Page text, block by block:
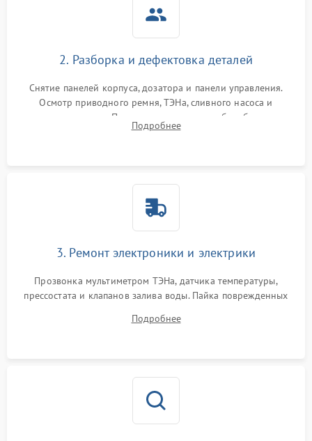
2. Разборка и дефектовка деталей
Снятие панелей корпуса, дозатора и панели управления.
Осмотр приводного ремня, ТЭНа, сливного насоса и
амортизаторов. Проверка подшипников барабана и
крестовины на износ, а манжеты люка на разрывы.
Подробнее
3. Ремонт электроники и электрики
Прозвонка мультиметром ТЭНа, датчика температуры,
прессостата и клапанов залива воды. Пайка поврежденных
Восстановление целостности проводки и контактов.
Подробнее